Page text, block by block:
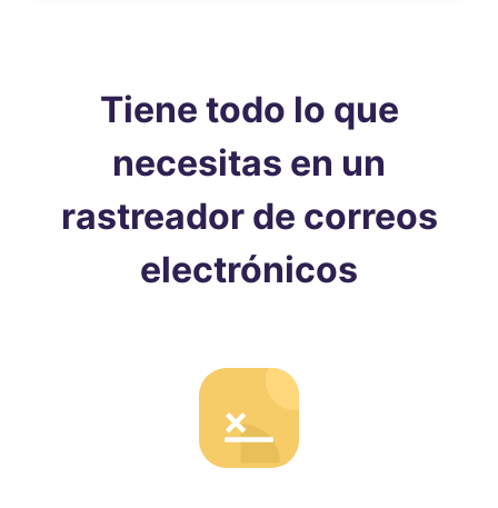
Tiene todo lo que
necesitas en un
rastreador de correos
electrónicos